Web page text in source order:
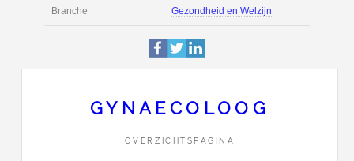
Tarief € 160 per uur ex
Boekhoudsoftware
Boekhouding
GYNAECOLOOG
OVERZICHTSPAGINA